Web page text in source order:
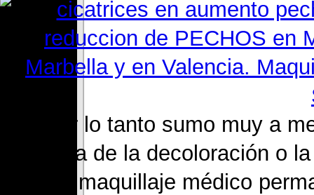
4. Por lo tanto sumo muy a
causa de la decoloración o
dicho maquillaje médico